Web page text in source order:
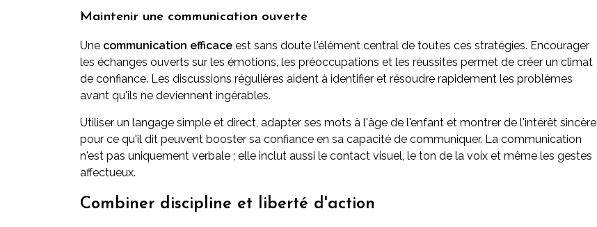
Maintenir une communication ouverte
Une communication efficace est sans doute l'élément central de toutes ces stratégies. Encourager
les échanges ouverts sur les émotions, les préoccupations et les réussites permet de créer un climat
de confiance. Les discussions régulières aident à identifier et résoudre rapidement les problèmes
avant qu'ils ne deviennent ingérables.
Utiliser un langage simple et direct, adapter ses mots à l'âge de l'enfant et montrer de l'intérêt sincère
pour ce qu'il dit peuvent booster sa confiance en sa capacité de communiquer. La communication
n'est pas uniquement verbale ; elle inclut aussi le contact visuel, le ton de la voix et même les gestes
affectueux.
Combiner discipline et liberté d'action